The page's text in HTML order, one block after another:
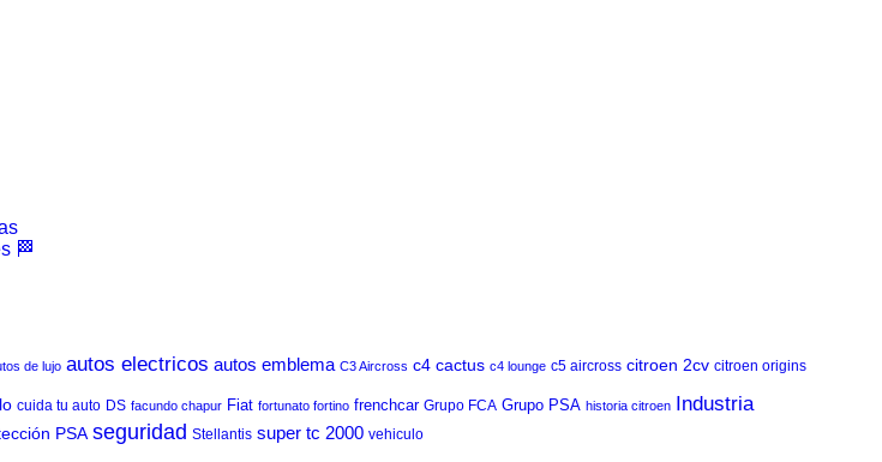
🏁
de lujo autos electricos autos emblema C3 Aircross c4 cactus c4 lounge c5 aircross citroen 2cv citroen origins
cuida tu auto DS facundo chapur Fiat fortunato fortino frenchcar Grupo FCA Grupo PSA historia citroen Industria
PSA seguridad Stellantis super tc 2000 vehiculo